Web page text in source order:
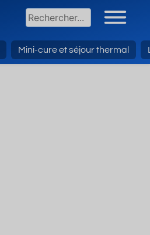
Mini-cure et séjour thermal